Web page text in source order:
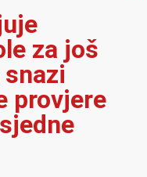
za još
provjere